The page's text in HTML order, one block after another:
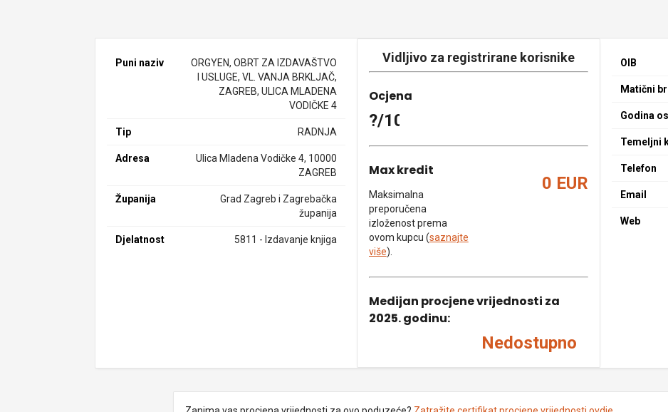
Puni naziv
ORGYEN, OBRT ZA IZDAVAŠTVO
I USLUGE, VL. VANJA BRKLJAČ,
ZAGREB, ULICA MLADENA
VODIČKE 4
Tip RADNJA
Adresa
Ulica Mladena Vodičke 4, 10000
ZAGREB
Županija
Grad Zagreb i Zagrebačka
županija
Djelatnost 5811 - Izdavanje knjiga
Vidljivo za registrirane korisnike
Ocjena
?/10
Max kredit
Maksimalna
preporučena
izloženost prema
ovom kupcu (saznajte
više).
0 EUR
Medijan procjene vrijednosti za
2025. godinu:
Nedostupno
OIB
Matični
Godina
Temeljni
Telefon
Email
Web